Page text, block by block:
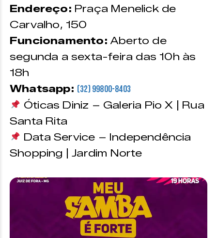
Endereço: Praça Menelick de
Carvalho, 150
Funcionamento: Aberto de
segunda a sexta-feira das 10h às
18h
Whatsapp: (32) 99800-8403
Óticas Diniz – Galeria Pio X | Rua
Santa Rita
Data Service – Independência
Shopping | Jardim Norte